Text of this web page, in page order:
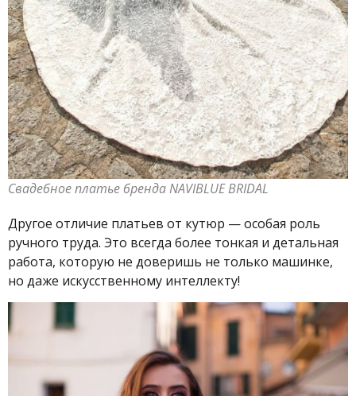
Свадебное платье бренда NAVIBLUE BRIDAL
Другое отличие платьев от кутюр — особая роль
ручного труда. Это всегда более тонкая и детальная
работа, которую не доверишь не только машинке,
но даже искусственному интеллекту!